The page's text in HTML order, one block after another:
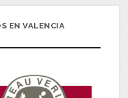
EN VALENCIA